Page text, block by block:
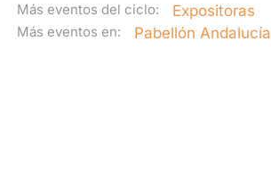
Más eventos del ciclo: Expositoras
Más eventos en: Pabellón Andalucía